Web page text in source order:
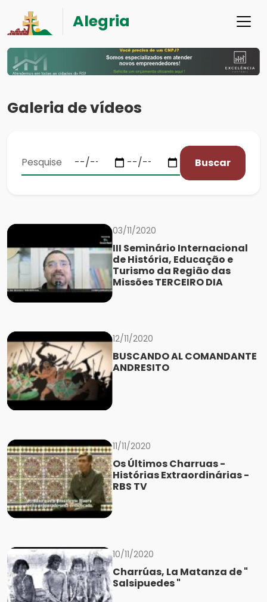
Alegria
Galeria de vídeos
Buscar
03/11/2020
III Seminário Internacional
de História, Educação e
Turismo da Região das
Missões TERCEIRO DIA
12/11/2020
BUSCANDO AL COMANDANTE
ANDRESITO
11/11/2020
Os Últimos Charruas -
Histórias Extraordinárias -
RBS TV
10/11/2020
Charrúas, La Matanza de "
Salsipuedes "